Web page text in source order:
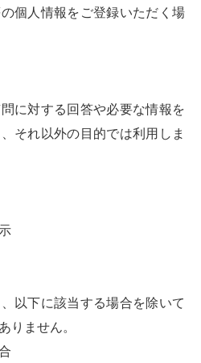
個人情報をご登録いただく場
に対する回答や必要な情報を
それ以外の目的では利用しま
以下に該当する場合を除いて
りません。